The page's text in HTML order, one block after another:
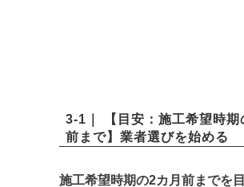
3-1｜ 【目安：施工希望時期
前まで】業者選びを始める
施工希望時期の2カ月前までを